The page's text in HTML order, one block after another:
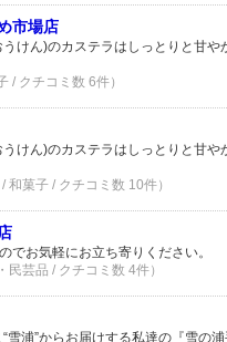
市場店
けん)のカステラはしっとりと甘や
/ クチコミ数 6件）
けん)のカステラはしっとりと甘や
和菓子 / クチコミ数 10件）
でお気軽にお立ち寄りください。
民芸品 / クチコミ数 4件）
雪浦”からお届けする私達の『雪の